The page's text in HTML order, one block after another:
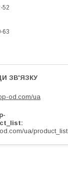
52
63
od.com/ua
ua/product_list